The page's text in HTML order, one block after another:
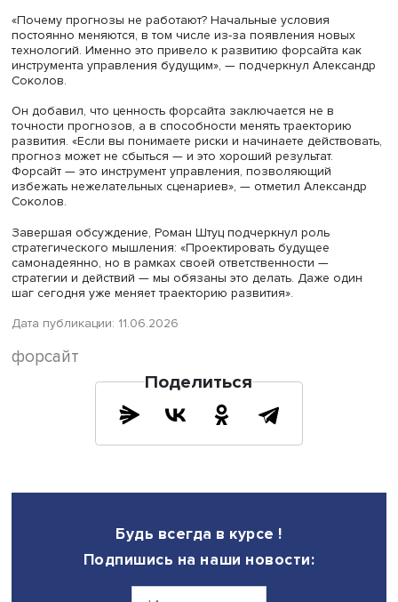
напоминает стандартное научное исследование: обзор
аналогов, формирование гипотезы, проверка и
Но в отличие от науки, в форсайте невозможно
верифицировать гипотезу, поскольку сами действия
будущее. Форсайт — это не про предсказание, а про
проектирование», — отметил Роман Штуц. В качестве
эксперт сослался на исследование Рорбека и Кума
котором компании с высокой готовностью к будущему
показали примерно на треть выше прибыльность и
втрое — выше рост капитализации, чем в среднем по
«событий-джокеров», корректности весов критериев в
TOPSIS и возможных искажений экспертных оценок.
Софья Черногорцева, заместитель первого
ВШЭ, подчеркнула важность выбора горизонта
и учета жизненного цикла технологий: «На мой взгляд,
модель необходимо синхронизировать с фазами
цикла технологии, поскольку выводы по рынку труда
напрямую зависят от технологического развития».
В дискуссии также приняли участие Александр Жабин
(Самарский государственный экономический
директор Форсайт-центра ИСИЭЗ НИУ ВШЭ
при работе с отдельными кейсами.
«Почему прогнозы не работают? Начальные условия
постоянно меняются, в том числе из-за появления
технологий. Именно это привело к развитию форсайта